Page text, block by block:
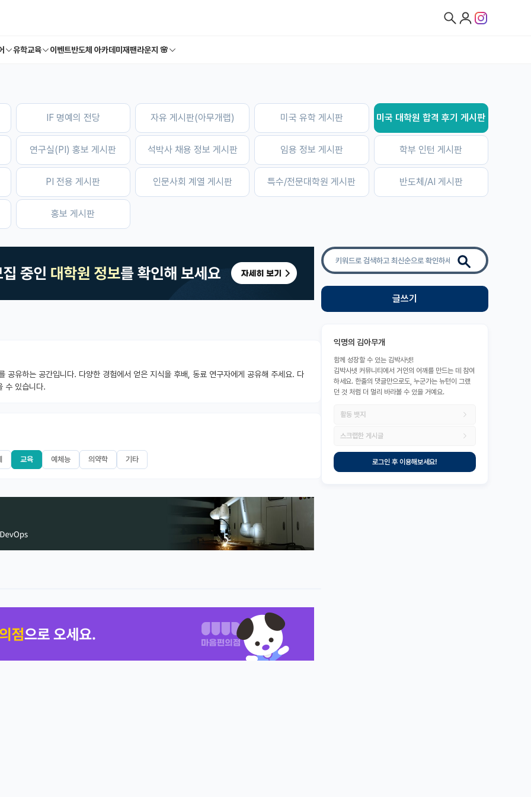
유학교육 이벤트반도체 아카데미 재팬라운지 🌸
IF 명예의 전당 자유 게시판(아무개랩) 미국 유학 게시판 미국 대학원 합격 후기 게시판
연구실(PI) 홍보 게시판 석박사 채용 정보 게시판 임용 정보 게시판 학부 인턴 게시판
PI 전용 게시판 인문사회 계열 게시판 특수/전문대학원 게시판 반도체/AI 게시판
홍보 게시판
글쓰기
익명의 김아무개
함께 성장할 수 있는 김박사넷!
김박사넷 커뮤니티에서 거인의 어깨를 만드는 데 참여
하세요. 한줄의 댓글만으로도, 누군가는 뉴턴이 그랬
던 것 처럼 더 멀리 바라볼 수 있을 거예요.
활동 뱃지
스크랩한 게시글
로그인 후 이용해보세요!
공유하는 공간입니다. 다양한 경험에서 얻은 지식을 후배, 동료 연구자에게 공유해 주세요. 다
수 있습니다.
교육 예체능 의약학 기타